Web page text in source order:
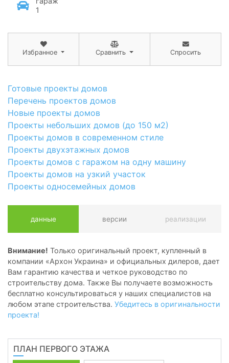
1
Избранное Сравнить Спросить
Готовые проекты домов
Перечень проектов домов
Новые проекты домов
Проекты небольших домов (до 150 м2)
Проекты домов в современном стиле
Проекты двухэтажных домов
Проекты домов с гаражом на одну машину
Проекты домов на узкий участок
Проекты односемейных домов
данные версии реализации
Внимание! Только оригинальный проект, купленный в
компании «Архон Украина» и официальных дилеров, дает
Вам гарантию качества и четкое руководство по
строительству дома. Также Вы получаете возможность
бесплатно консультироваться у наших специалистов на
любом этапе строительства. Убедитесь в оригинальности
проекта!
ПЛАН ПЕРВОГО ЭТАЖА